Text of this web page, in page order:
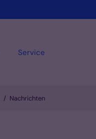
Service
Nachrichten